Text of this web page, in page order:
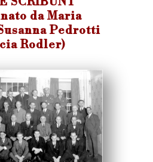
da Maria
Pedrotti
Rodler)